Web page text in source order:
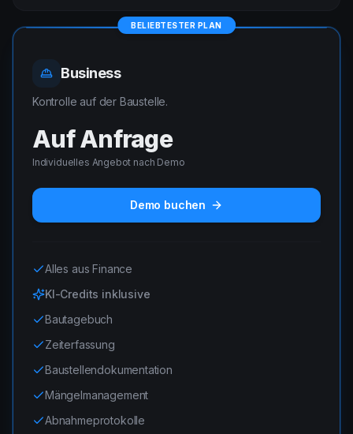
BELIEBTESTER PLAN
Business
Kontrolle auf der Baustelle.
Auf Anfrage
Individuelles Angebot nach Demo
Demo buchen
Alles aus Finance
KI-Credits inklusive
Bautagebuch
Zeiterfassung
Baustellendokumentation
Mängelmanagement
Abnahmeprotokolle